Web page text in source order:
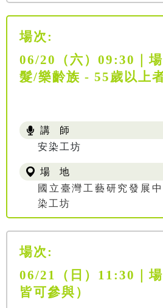
場次:
06/20（六）09:30｜
髮/樂齡族 - 55歲以上者
講 師
安染工坊
場 地
國立臺灣工藝研究發展
染工坊
場次:
06/21（日）11:30｜
皆可參與）